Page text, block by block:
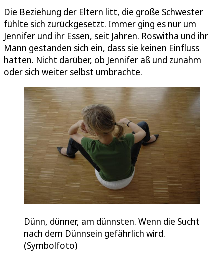
Die Beziehung der Eltern litt, die große Schwester
fühlte sich zurückgesetzt. Immer ging es nur um
Jennifer und ihr Essen, seit Jahren. Roswitha und ihr
Mann gestanden sich ein, dass sie keinen Einfluss
hatten. Nicht darüber, ob Jennifer aß und zunahm
oder sich weiter selbst umbrachte.
Dünn, dünner, am dünnsten. Wenn die Sucht
nach dem Dünnsein gefährlich wird.
(Symbolfoto)